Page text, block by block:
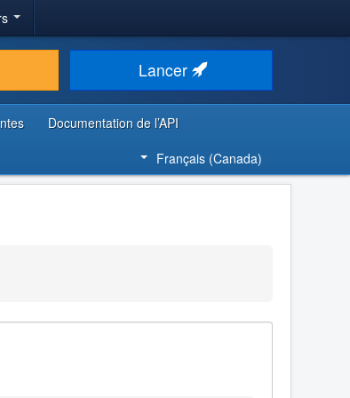
Lancer
Documentation de l’API
Français (Canada)